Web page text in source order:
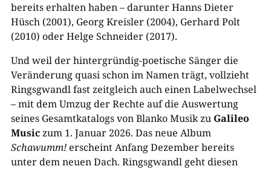
bereits erhalten haben – darunter Hanns Dieter
Hüsch (2001), Georg Kreisler (2004), Gerhard Polt
(2010) oder Helge Schneider (2017).
Und weil der hintergründig-poetische Sänger die
Veränderung quasi schon im Namen trägt, vollzieht
Ringsgwandl fast zeitgleich auch einen Labelwechsel
– mit dem Umzug der Rechte auf die Auswertung
seines Gesamtkatalogs von Blanko Musik zu Galileo
Musiczum 1. Januar 2026. Das neue Album
Schawumm!erscheint Anfang Dezember bereits
unter dem neuen Dach. Ringsgwandl geht diesen